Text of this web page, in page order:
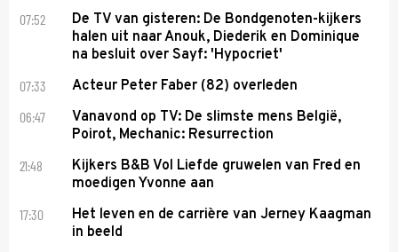
07:52
De TV van gisteren: De Bondgenoten-kijkers
halen uit naar Anouk, Diederik en Dominique
na besluit over Sayf: 'Hypocriet'
07:33 Acteur Peter Faber (82) overleden
06:47
Vanavond op TV: De slimste mens België,
Poirot, Mechanic: Resurrection
21:48
Kijkers B&B Vol Liefde gruwelen van Fred en
moedigen Yvonne aan
17:30
Het leven en de carrière van Jerney Kaagman
in beeld